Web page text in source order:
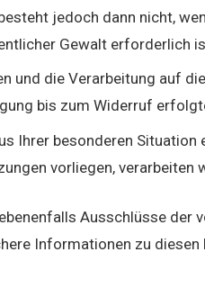
jedoch dann nicht,
Gewalt erforderlich
und die Verarbeitung auf
bis zum Widerruf
Ihrer besonderen
vorliegen,
Ausschlüsse
Informationen zu